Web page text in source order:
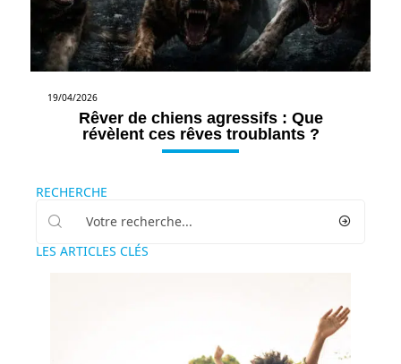
19/04/2026
Rêver de chiens agressifs : Que
révèlent ces rêves troublants ?
RECHERCHE
LES ARTICLES CLÉS